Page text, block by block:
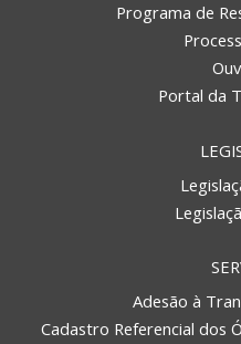
Programa de
Portal da
Adesão à
Cadastro Referencial dos